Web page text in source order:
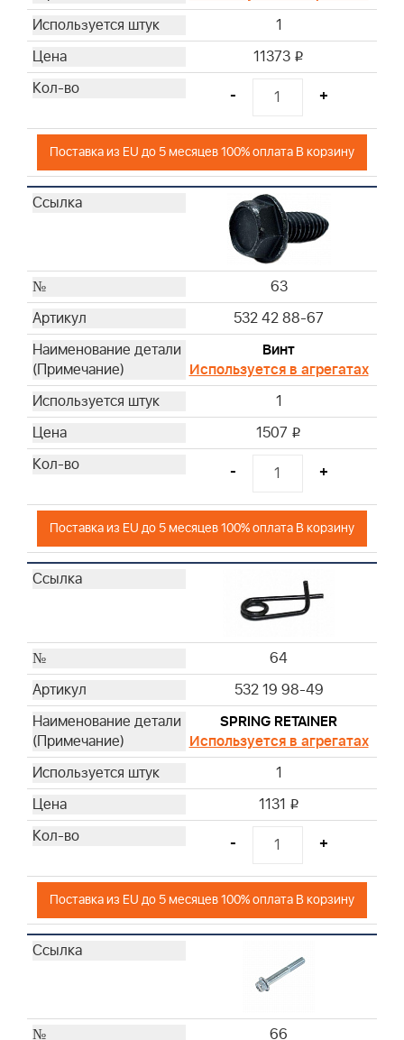
1
11373 i
- +
Поставка из EU до 5 месяцев 100% оплата В корзину
63
532 42 88-67
Винт
Используется в агрегатах
1
1507 i
- +
Поставка из EU до 5 месяцев 100% оплата В корзину
64
532 19 98-49
SPRING RETAINER
Используется в агрегатах
1
1131 i
- +
Поставка из EU до 5 месяцев 100% оплата В корзину
66